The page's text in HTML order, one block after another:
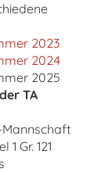
2023
2024
2025
TA
Mannschaft
Gr. 121